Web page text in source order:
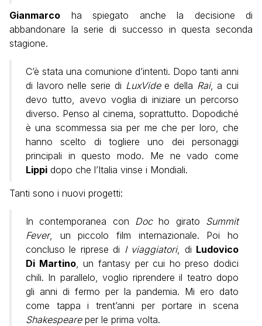
Gianmarco ha spiegato anche la decisione di
abbandonare la serie di successo in questa seconda
stagione.
C’è stata una comunione d’intenti. Dopo tanti anni
di lavoro nelle serie di LuxVidee della Rai, a cui
devo tutto, avevo voglia di iniziare un percorso
diverso. Penso al cinema, soprattutto. Dopodiché
è una scommessa sia per me che per loro, che
hanno scelto di togliere uno dei personaggi
principali in questo modo. Me ne vado come
Lippi dopo che l’Italia vinse i Mondiali.
Tanti sono i nuovi progetti:
In contemporanea con Docho girato Summit
Fever, un piccolo film internazionale. Poi ho
concluso le riprese di I viaggiatori, di Ludovico
Di Martino, un fantasy per cui ho preso dodici
chili. In parallelo, voglio riprendere il teatro dopo
gli anni di fermo per la pandemia. Mi ero dato
come tappa i trent’anni per portare in scena
Shakespeareper le prima volta.